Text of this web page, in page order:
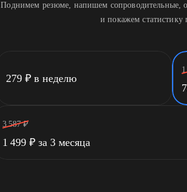
Поднимем резюме, напишем сопроводительные,
и покажем статистику
279 ₽ в неделю
3 587 ₽
1 499 ₽ за 3 месяца